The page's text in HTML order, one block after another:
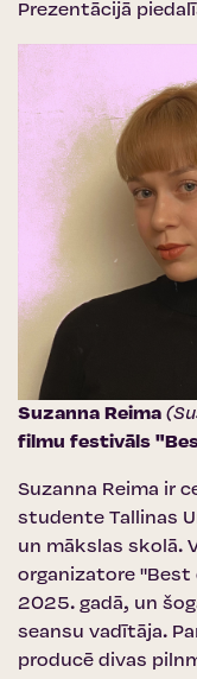
Prezentācijā
Suzanna Reima
filmu festivāls
Suzanna Reima ir
studente Tallinas
un mākslas skolā.
organizatore "Best
2025. gadā, un
seansu vadītāja.
producē divas